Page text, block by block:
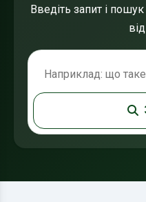
Введіть запит і